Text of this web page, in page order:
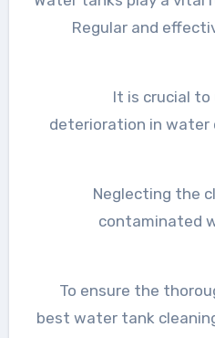
Regular and
It is crucial
deterioration in water
Neglecting the
contaminated
To ensure the
best water tank